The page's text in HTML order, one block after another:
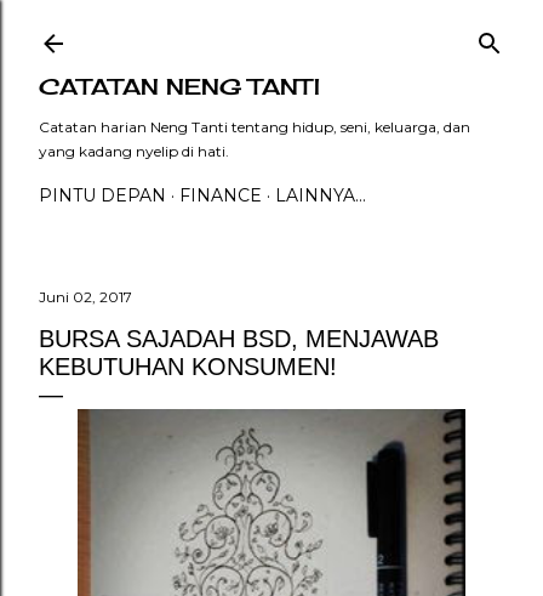
CATATAN NENG TANTI
Catatan harian Neng Tanti tentang hidup, seni, keluarga, dan
yang kadang nyelip di hati.
PINTU DEPAN FINANCE LAINNYA…
Juni 02, 2017
BURSA SAJADAH BSD, MENJAWAB
KEBUTUHAN KONSUMEN!